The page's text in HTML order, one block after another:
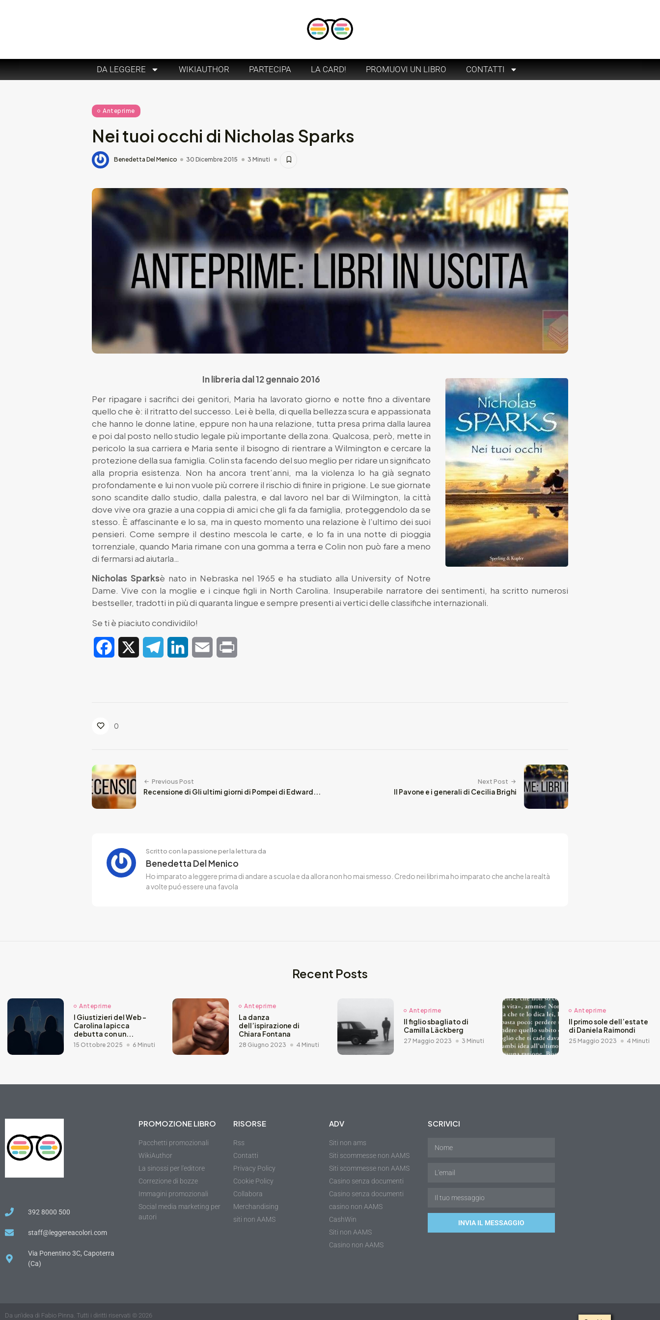
DA LEGGERE WIKIAUTHOR PARTECIPA LA CARD! PROMUOVI UN LIBRO CONTATTI
Anteprime
Nei tuoi occhi di Nicholas Sparks
Benedetta Del Menico 30 Dicembre 2015 3 Minuti
In libreria dal 12 gennaio 2016
Per ripagare i sacrifici dei genitori, Maria ha lavorato giorno e notte fino a diventare
quello che è: il ritratto del successo. Lei è bella, di quella bellezza scura e appassionata
che hanno le donne latine, eppure non ha una relazione, tutta presa prima dalla laurea
e poi dal posto nello studio legale più importante della zona. Qualcosa, però, mette in
pericolo la sua carriera e Maria sente il bisogno di rientrare a Wilmington e cercare la
protezione della sua famiglia. Colin sta facendo del suo meglio per ridare un significato
alla propria esistenza. Non ha ancora trent’anni, ma la violenza lo ha già segnato
profondamente e lui non vuole più correre il rischio di finire in prigione. Le sue giornate
sono scandite dallo studio, dalla palestra, e dal lavoro nel bar di Wilmington, la città
dove vive ora grazie a una coppia di amici che gli fa da famiglia, proteggendolo da se
stesso. È affascinante e lo sa, ma in questo momento una relazione è l’ultimo dei suoi
pensieri. Come sempre il destino mescola le carte, e lo fa in una notte di pioggia
torrenziale, quando Maria rimane con una gomma a terra e Colin non può fare a meno
di fermarsi ad aiutarla…
Nicholas Sparksè nato in Nebraska nel 1965 e ha studiato alla University of Notre
Dame. Vive con la moglie e i cinque figli in North Carolina. Insuperabile narratore dei sentimenti, ha scritto numerosi
bestseller, tradotti in più di quaranta lingue e sempre presenti ai vertici delle classifiche internazionali.
Se ti è piaciuto condividilo!
Facebook TelegramLinkedIn Email
0
Previous Post
Recensione di Gli ultimi giorni di Pompei di Edward...
Next Post
Il Pavone e i generali di Cecilia Brighi
Scritto con la passione per la lettura da
Benedetta Del Menico
Ho imparato a leggere prima di andare a scuola e da allora non ho mai smesso. Credo nei libri ma ho imparato che anche la realtà
a volte puó essere una favola
Recent Posts
Anteprime
I Giustizieri del Web –
Carolina Iapicca
debutta con un...
15 Ottobre 2025 6 Minuti
Anteprime
La danza
dell’ispirazione di
Chiara Fontana
28 Giugno 2023 4 Minuti
Anteprime
Il figlio sbagliato di
Camilla Läckberg
27 Maggio 2023 3 Minuti
Anteprime
Il primo sole dell’estate
di Daniela Raimondi
25 Maggio 2023 4 Minuti
392 8000 500
staff@leggereacolori.com
Via Ponentino 3C, Capoterra
(Ca)
PROMOZIONE LIBRO
Pacchetti promozionali
WikiAuthor
La sinossi per l'editore
Correzione di bozze
Immagini promozionali
Social media marketing per
autori
RISORSE
Rss
Contatti
Privacy Policy
Cookie Policy
Collabora
Merchandising
siti non AAMS
ADV
Siti non ams
Siti scommesse non AAMS
Siti scommesse non AAMS
Casino senza documenti
Casino senza documenti
casino non AAMS
CashWin
Siti non AAMS
Casino non AAMS
SCRIVICI
INVIA IL MESSAGGIO
Da un'idea di Fabio Pinna. Tutti i diritti riservati © 2026